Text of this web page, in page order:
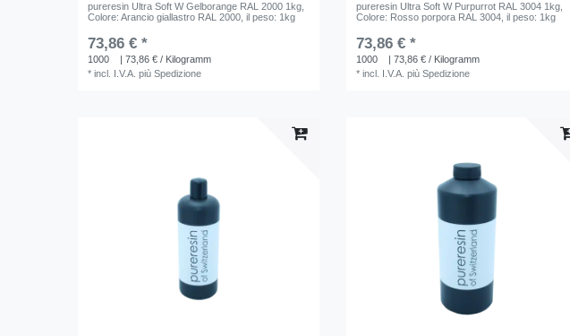
pureresin Ultra Soft W Gelborange RAL 2000 1kg
Colore: Arancio giallastro RAL 2000 , il peso: 1kg
73,86 € *
1000
| 73,86 € / Kilogramm
*incl. I.V.A. piùSpedizione
pureresin Ultra Soft W Purpurrot RAL 3004 1kg
Colore: Rosso porpora RAL 3004 , il peso: 1kg
73,86 € *
1000
| 73,86 € / Kilogramm
*incl. I.V.A. piùSpedizione